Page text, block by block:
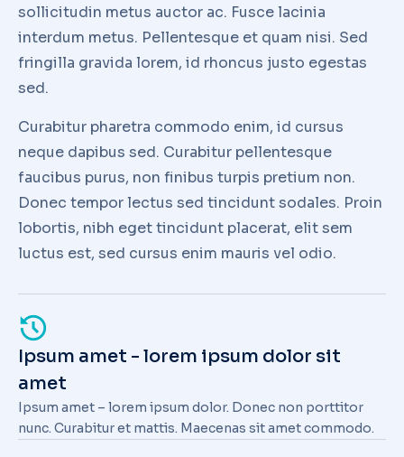
sollicitudin metus auctor ac. Fusce lacinia
interdum metus. Pellentesque et quam nisi. Sed
fringilla gravida lorem, id rhoncus justo egestas
sed.
Curabitur pharetra commodo enim, id cursus
neque dapibus sed. Curabitur pellentesque
faucibus purus, non finibus turpis pretium non.
Donec tempor lectus sed tincidunt sodales. Proin
lobortis, nibh eget tincidunt placerat, elit sem
luctus est, sed cursus enim mauris vel odio.
Ipsum amet - lorem ipsum dolor sit
amet
Ipsum amet – lorem ipsum dolor. Donec non porttitor
nunc. Curabitur et mattis. Maecenas sit amet commodo.